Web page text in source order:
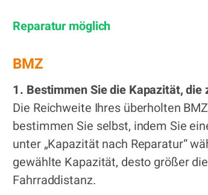
334,00 €
Reparatur möglich
BMZ
1. Bestimmen Sie die Kapazität, die
Die Reichweite Ihres überholten
bestimmen Sie selbst, indem Sie
unter „Kapazität nach Reparatur“
gewählte Kapazität, desto größer
Fahrraddistanz.